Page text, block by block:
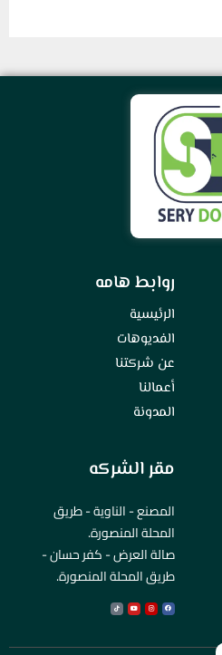
روابط هامه
الرئيسية
الفديوهات
عن شركتنا
أعمالنا
المدونة
مقر الشركه
المصنع - الناوية - طريق
المحلة المنصورة.
صالة العرض - كفر حسان -
طريق المحلة المنصورة.
Facebook
Instagram
Youtube
Tiktok